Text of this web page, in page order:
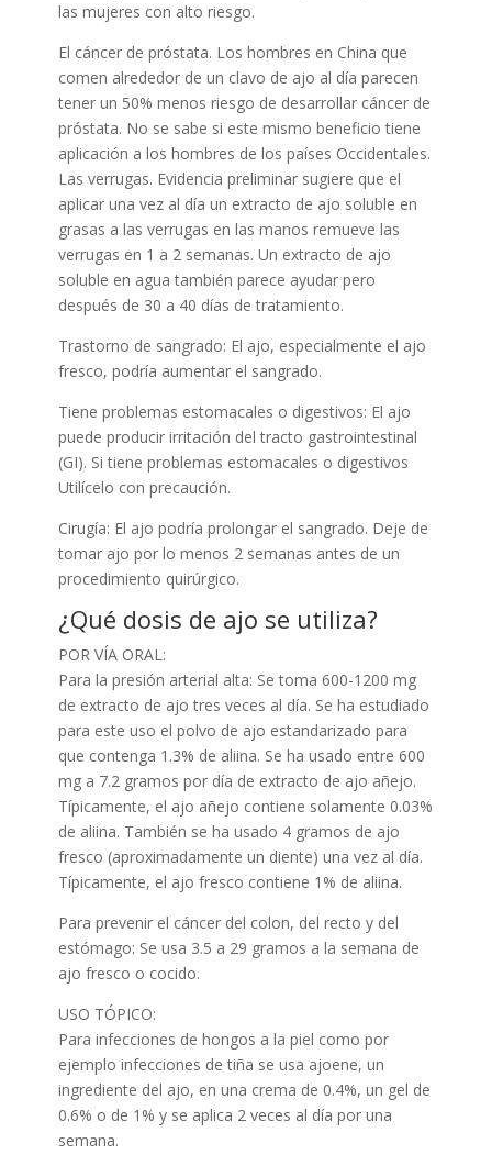
las mujeres con alto riesgo.
El cáncer de próstata. Los hombres en China que
comen alrededor de un clavo de ajo al día parecen
tener un 50% menos riesgo de desarrollar cáncer de
próstata. No se sabe si este mismo beneficio tiene
aplicación a los hombres de los países Occidentales.
Las verrugas. Evidencia preliminar sugiere que el
aplicar una vez al día un extracto de ajo soluble en
grasas a las verrugas en las manos remueve las
verrugas en 1 a 2 semanas. Un extracto de ajo
soluble en agua también parece ayudar pero
después de 30 a 40 días de tratamiento.
Trastorno de sangrado: El ajo, especialmente el ajo
fresco, podría aumentar el sangrado.
Tiene problemas estomacales o digestivos: El ajo
puede producir irritación del tracto gastrointestinal
(GI). Si tiene problemas estomacales o digestivos
Utilícelo con precaución.
Cirugía: El ajo podría prolongar el sangrado. Deje de
tomar ajo por lo menos 2 semanas antes de un
procedimiento quirúrgico.
¿Qué dosis de ajo se utiliza?
POR VÍA ORAL:
Para la presión arterial alta: Se toma 600-1200 mg
de extracto de ajo tres veces al día. Se ha estudiado
para este uso el polvo de ajo estandarizado para
que contenga 1.3% de aliina. Se ha usado entre 600
mg a 7.2 gramos por día de extracto de ajo añejo.
Típicamente, el ajo añejo contiene solamente 0.03%
de aliina. También se ha usado 4 gramos de ajo
fresco (aproximadamente un diente) una vez al día.
Típicamente, el ajo fresco contiene 1% de aliina.
Para prevenir el cáncer del colon, del recto y del
estómago: Se usa 3.5 a 29 gramos a la semana de
ajo fresco o cocido.
USO TÓPICO:
Para infecciones de hongos a la piel como por
ejemplo infecciones de tiña se usa ajoene, un
ingrediente del ajo, en una crema de 0.4%, un gel de
0.6% o de 1% y se aplica 2 veces al día por una
semana.